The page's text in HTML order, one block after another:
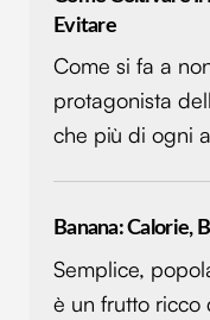
Evitare
Come si fa a
protagonista
che più di ogni
Banana: Calorie,
Semplice,
è un frutto ricco